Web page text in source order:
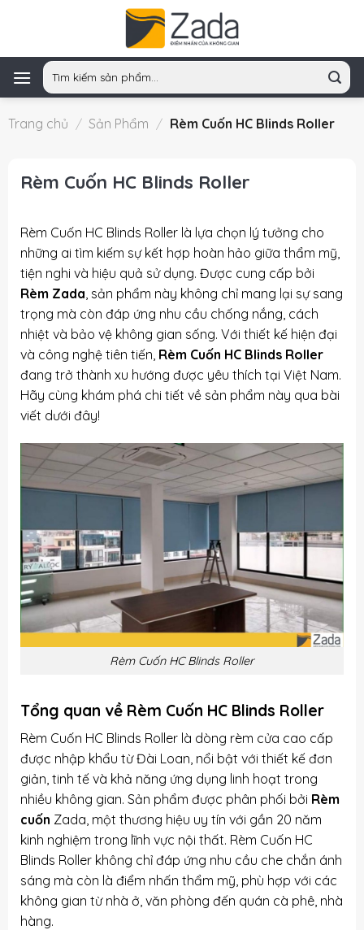
Tìm
kiếm:
Trang chủ / Sản Phẩm / Rèm Cuốn HC Blinds Roller
Rèm Cuốn HC Blinds Roller
Rèm Cuốn HC Blinds Roller là lựa chọn lý tưởng cho
những ai tìm kiếm sự kết hợp hoàn hảo giữa thẩm mỹ,
tiện nghi và hiệu quả sử dụng. Được cung cấp bởi
Rèm Zada, sản phẩm này không chỉ mang lại sự sang
trọng mà còn đáp ứng nhu cầu chống nắng, cách
nhiệt và bảo vệ không gian sống. Với thiết kế hiện đại
và công nghệ tiên tiến, Rèm Cuốn HC Blinds Roller
đang trở thành xu hướng được yêu thích tại Việt Nam.
Hãy cùng khám phá chi tiết về sản phẩm này qua bài
viết dưới đây!
Rèm Cuốn HC Blinds Roller
Tổng quan về Rèm Cuốn HC Blinds Roller
Rèm Cuốn HC Blinds Roller là dòng rèm cửa cao cấp
được nhập khẩu từ Đài Loan, nổi bật với thiết kế đơn
giản, tinh tế và khả năng ứng dụng linh hoạt trong
nhiều không gian. Sản phẩm được phân phối bởi Rèm
cuốn Zada, một thương hiệu uy tín với gần 20 năm
kinh nghiệm trong lĩnh vực nội thất. Rèm Cuốn HC
Blinds Roller không chỉ đáp ứng nhu cầu che chắn ánh
sáng mà còn là điểm nhấn thẩm mỹ, phù hợp với các
không gian từ nhà ở, văn phòng đến quán cà phê, nhà
hàng.